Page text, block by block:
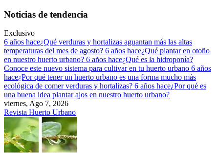
Saltar
contenido
Noticias de tendencia
Exclusivo
6 años hace¿Qué verduras y hortalizas aguantan más las altas
temperaturas del mes de agosto? 6 años hace¿Qué plantar en otoño
en nuestro huerto urbano? 6 años hace¿Qué es la hidroponía?
Conoce este nuevo sistema para cultivar en tu huerto urbano 6 años
hace¿Por qué tener un huerto urbano es una forma mucho más
ecológica de comer verduras y hortalizas? 6 años hace¿Por qué es
una buena idea plantar ajos en nuestro huerto urbano?
viernes, Ago 7, 2026
Revista Huerto Urbano